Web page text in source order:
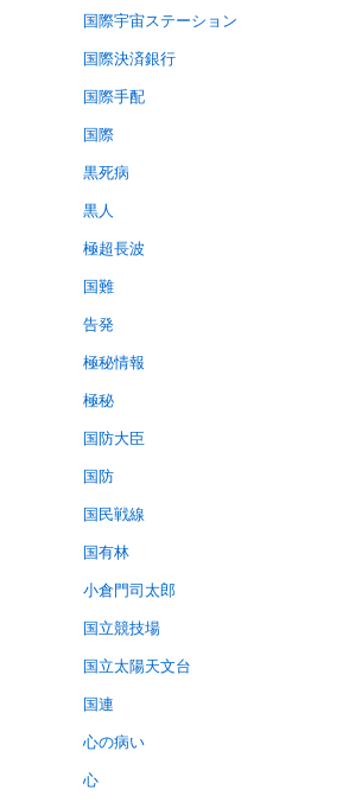
国際宇宙ステーション
国際決済銀行
国際手配
国際
黒死病
黒人
極超長波
国難
告発
極秘情報
極秘
国防大臣
国防
国民戦線
国有林
小倉門司太郎
国立競技場
国立太陽天文台
国連
心の病い
心